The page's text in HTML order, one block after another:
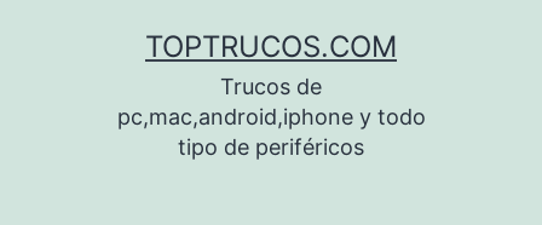
TOPTRUCOS.COM
Trucos de
pc,mac,android,iphone y todo
tipo de periféricos